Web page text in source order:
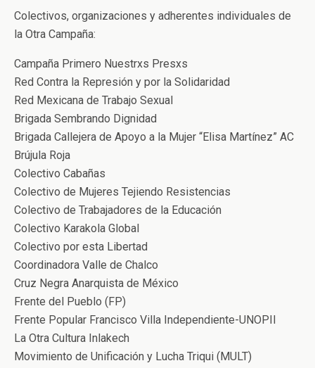
Colectivos, organizaciones y adherentes individuales de
la Otra Campaña:
Campaña Primero Nuestrxs Presxs
Red Contra la Represión y por la Solidaridad
Red Mexicana de Trabajo Sexual
Brigada Sembrando Dignidad
Brigada Callejera de Apoyo a la Mujer “Elisa Martínez” AC
Brújula Roja
Colectivo Cabañas
Colectivo de Mujeres Tejiendo Resistencias
Colectivo de Trabajadores de la Educación
Colectivo Karakola Global
Colectivo por esta Libertad
Coordinadora Valle de Chalco
Cruz Negra Anarquista de México
Frente del Pueblo (FP)
Frente Popular Francisco Villa Independiente-UNOPII
La Otra Cultura Inlakech
Movimiento de Unificación y Lucha Triqui (MULT)